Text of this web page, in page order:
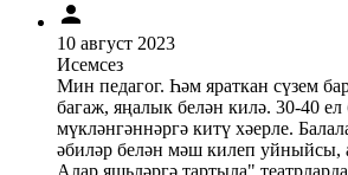
10 август 2023
Исемсез
Мин педагог. Һәм яраткан сүзем
багаж, яңалык белән килә. 30-40
мүкләнгәннәргә китү хәерле.
әбиләр белән мәш килеп уйныйсы,
Алар яшьләргә тартыла"